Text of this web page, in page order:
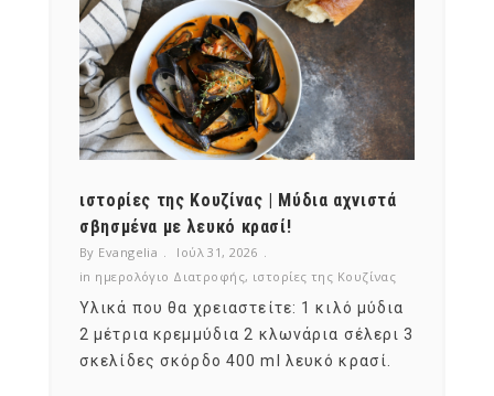
ιστορίες της Κουζίνας | Μύδια αχνιστά
σβησμένα με λευκό κρασί!
By Evangelia
Ιούλ 31, 2026
in ημερολόγιο Διατροφής, ιστορίες της Κουζίνας
Υλικά που θα χρειαστείτε: 1 κιλό μύδια
2 μέτρια κρεμμύδια 2 κλωνάρια σέλερι 3
σκελίδες σκόρδο 400 ml λευκό κρασί.